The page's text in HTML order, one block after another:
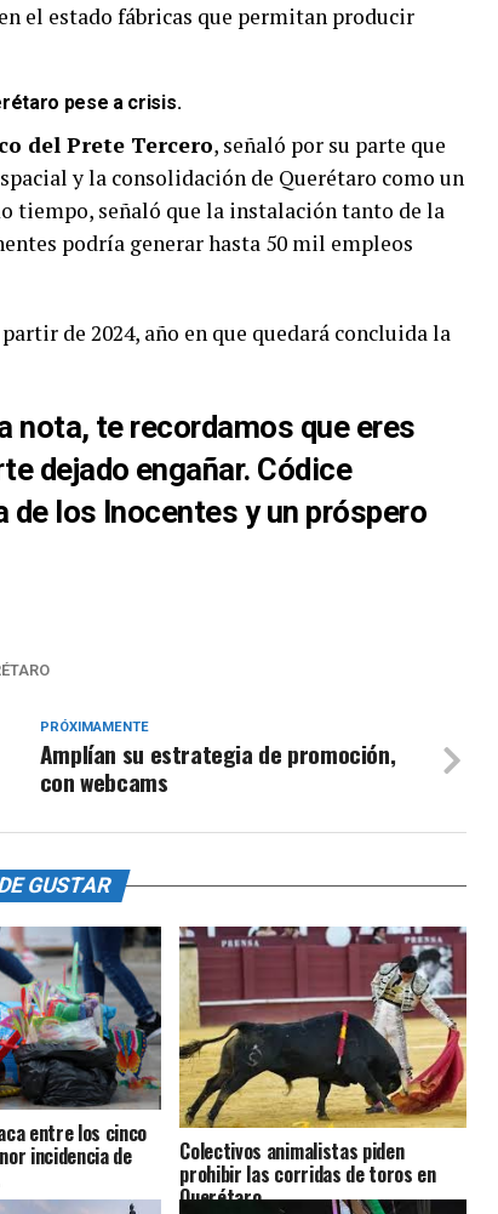
el estado fábricas que permitan producir
pese a crisis.
del Prete Tercero, señaló por su parte que
y la consolidación de Querétaro como un
tiempo, señaló que la instalación tanto de la
podría generar hasta 50 mil empleos
de 2024, año en que quedará concluida la
nota, te recordamos que eres
dejado engañar. Códice
los Inocentes y un próspero
PRÓXIMAMENTE
Amplían su estrategia de promoción,
con webcams
GUSTAR
entre los cinco
incidencia de Colectivos animalistas piden
prohibir las corridas de toros en
Querétaro.